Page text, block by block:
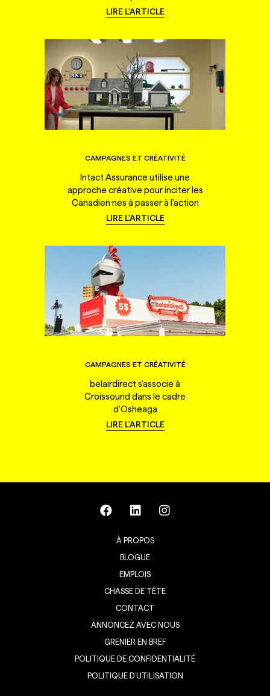
LIRE L'ARTICLE
CAMPAGNES ET CRÉATIVITÉ
Intact Assurance utilise une
approche créative pour inciter les
Canadien·nes à passer à l'action
LIRE L'ARTICLE
CAMPAGNES ET CRÉATIVITÉ
belairdirect s'associe à
Croissound dans le cadre
d'Osheaga
LIRE L'ARTICLE
À PROPOS
BLOGUE
EMPLOIS
CHASSE DE TÊTE
CONTACT
ANNONCEZ AVEC NOUS
GRENIER EN BREF
POLITIQUE DE CONFIDENTIALITÉ
POLITIQUE D’UTILISATION